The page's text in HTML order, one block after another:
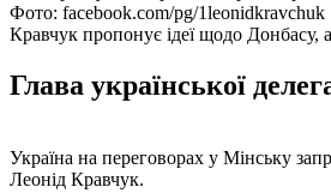
Фото: facebook.com/pg/1leonidkravchuk
Кравчук пропонує ідеї щодо
Глава української
Україна на переговорах у Мінську
Леонід Кравчук.